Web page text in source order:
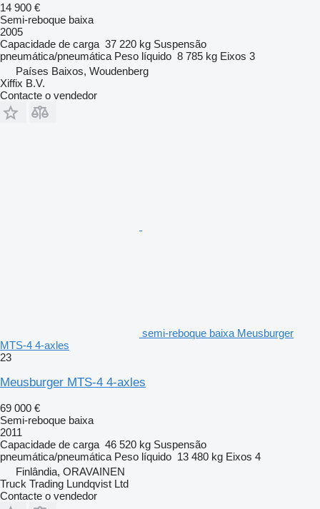
14 900 €
Semi-reboque baixa
2005
Capacidade de carga 37 220 kg Suspensão
pneumática/pneumática Peso líquido 8 785 kg Eixos 3
Países Baixos, Woudenberg
Xiffix B.V.
Contacte o vendedor
semi-reboque baixa Meusburger
MTS-4 4-axles
23
Meusburger MTS-4 4-axles
69 000 €
Semi-reboque baixa
2011
Capacidade de carga 46 520 kg Suspensão
pneumática/pneumática Peso líquido 13 480 kg Eixos 4
Finlândia, ORAVAINEN
Truck Trading Lundqvist Ltd
Contacte o vendedor